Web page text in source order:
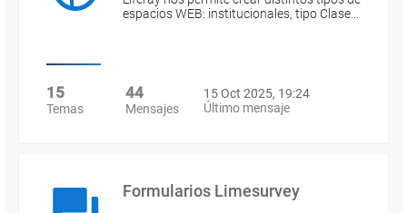
espacios WEB: institucionales, tipo Clase…
15
Temas
44
Mensajes
15 Oct 2025, 19:24
Último mensaje
Formularios Limesurvey